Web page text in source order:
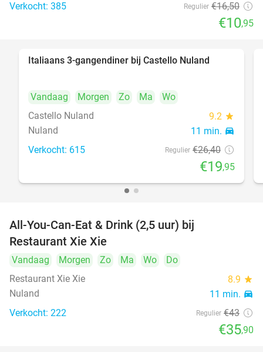
Verkocht: 385 Regulier €16,50
€10,95
Italiaans 3-gangendiner bij Castello Nuland
Vandaag Morgen Zo Ma
Wo
Castello Nuland
9.2 star
Nuland 11 min. directions_car
Verkocht: 615 Regulier €26,40
€19,95
All-You-Can-Eat & Drink (2,5 uur) bij
Restaurant Xie Xie
Vandaag Morgen Zo Ma Wo
Do
Restaurant Xie Xie
8.9 star
Nuland 11 min. directions_car
Verkocht: 222 Regulier €43
€35,90